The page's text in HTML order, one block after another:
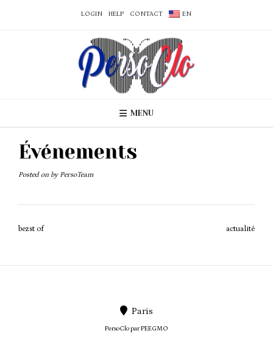
LOGIN HELP CONTACT EN
MENU
Événements
Posted on by PersoTeam
Post
bezst of actualité
Paris
PersoClo parPEEGMO